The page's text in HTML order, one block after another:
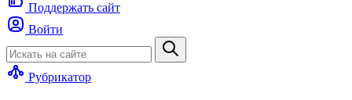
Поддержать сайт
Войти
Рубрикатор